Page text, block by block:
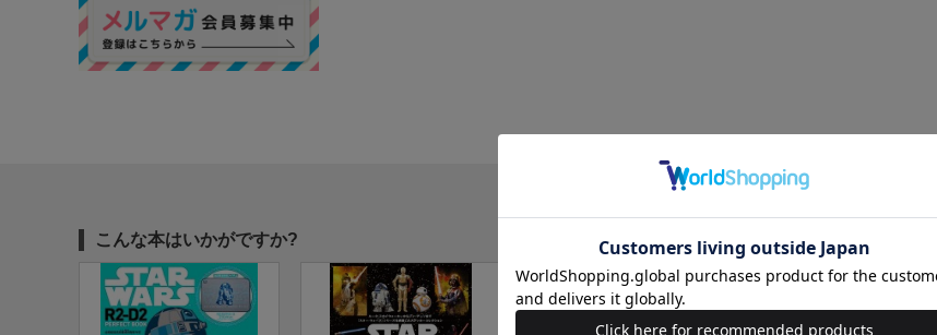
こんな本はいかがですか?